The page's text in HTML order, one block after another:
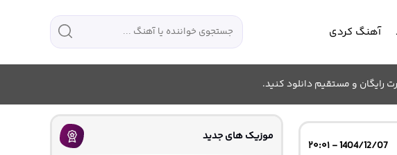
آهنگ کردی
رایگان و مستقیم دانلود کنید.
1404/12/07 - ۲۰:۰۱
موزیک های جدید